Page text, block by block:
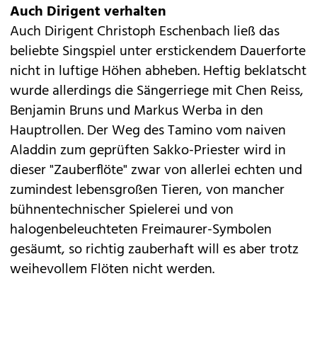
Auch Dirigent verhalten
Auch Dirigent Christoph Eschenbach ließ das
beliebte Singspiel unter erstickendem Dauerforte
nicht in luftige Höhen abheben. Heftig beklatscht
wurde allerdings die Sängerriege mit Chen Reiss,
Benjamin Bruns und Markus Werba in den
Hauptrollen. Der Weg des Tamino vom naiven
Aladdin zum geprüften Sakko-Priester wird in
dieser "Zauberflöte" zwar von allerlei echten und
zumindest lebensgroßen Tieren, von mancher
bühnentechnischer Spielerei und von
halogenbeleuchteten Freimaurer-Symbolen
gesäumt, so richtig zauberhaft will es aber trotz
weihevollem Flöten nicht werden.